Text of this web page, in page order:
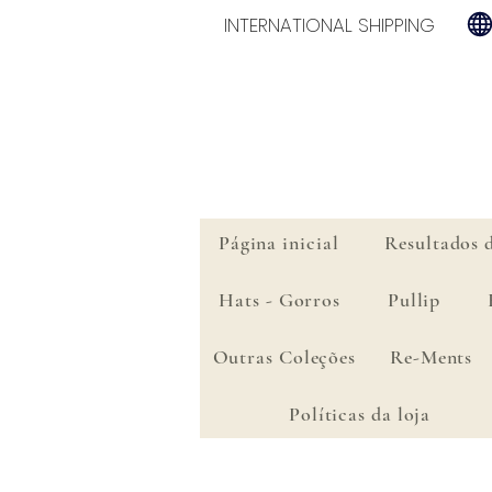
INTERNATIONAL SHIPPING
Página inicial Resultados
Hats - Gorros Pullip
Outras Coleções Re-Ments
Políticas da loja